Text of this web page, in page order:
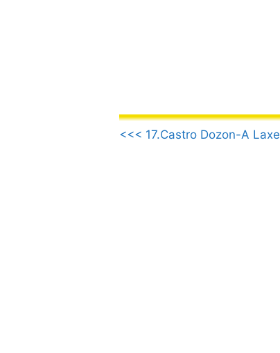
.
<<< 17.Castro Dozon-A Laxe